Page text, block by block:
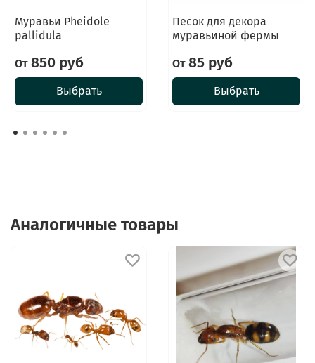
Муравьи Pheidole
pallidula
От850 руб
Выбрать
Песок для декора
муравьиной фермы
От85 руб
Выбрать
Аналогичные товары